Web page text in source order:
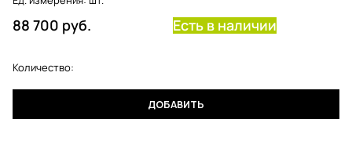
88 700 руб. Есть в наличии
Количество:
ДОБАВИТЬ